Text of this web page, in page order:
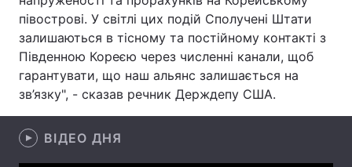
Інтерв'ю Думки
Архів Вакансії
Контакти
Послуги
півострові. У світлі цих подій Сполучені Штати
залишаються в тісному та постійному контакті з
Південною Кореєю через численні канали, щоб
гарантувати, що наш альянс залишається на
зв’язку", - сказав речник Держдепу США.
ВІДЕО ДНЯ